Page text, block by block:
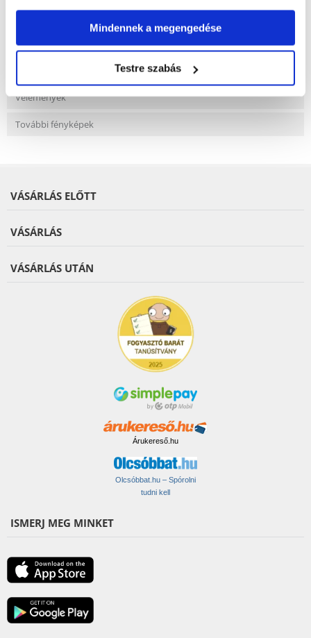
Mindennek a megengedése
Testre szabás
Gyakori Kérdések (GYIK)
Vélemények
További fényképek
VÁSÁRLÁS ELŐTT
VÁSÁRLÁS
VÁSÁRLÁS UTÁN
Árukereső.hu
Olcsóbbat.hu – Spórolni
tudni kell
ISMERJ MEG MINKET